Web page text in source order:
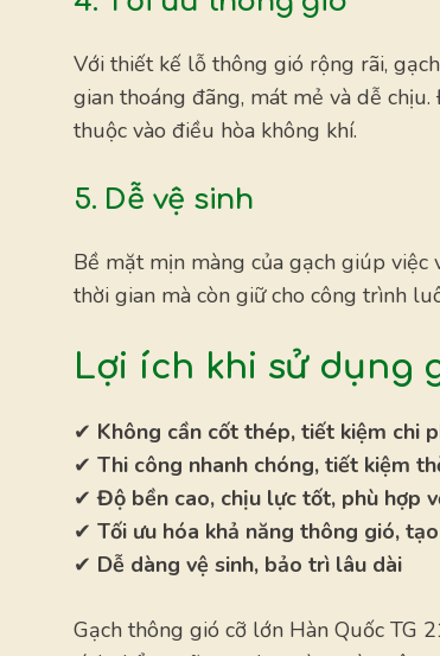
Với thiết kế lỗ thông gió rộng rãi,
gian thoáng đãng, mát mẻ và dễ
thuộc vào điều hòa không khí.
5. Dễ vệ sinh
Bề mặt mịn màng của gạch giúp
thời gian mà còn giữ cho công trình
Lợi ích khi sử dụng
✔ Không cần cốt thép, tiết kiệm chi
✔ Thi công nhanh chóng, tiết kiệm
✔Độ bền cao, chịu lực tốt, phù hợp
✔ Tối ưu hóa khả năng thông gió,
✔ Dễ dàng vệ sinh, bảo trì lâu dài
Gạch thông gió cỡ lớn Hàn Quốc TG